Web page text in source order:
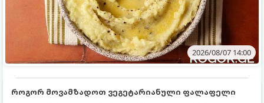
2026/08/07 14:00
როგორ მოვამზადოთ ვეგეტარიანული ფალაფელი